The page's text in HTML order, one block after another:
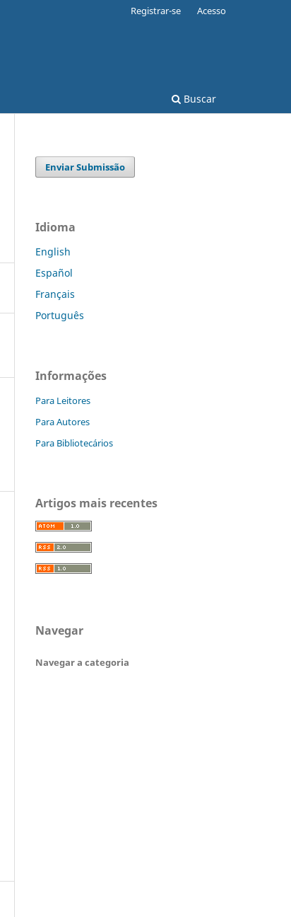
Buscar
Registrar-se Acesso
Enviar Submissão
Idioma
English
Español
Français
Português
Informações
Para Leitores
Para Autores
Para Bibliotecários
Artigos mais recentes
Navegar
Navegar a categoria